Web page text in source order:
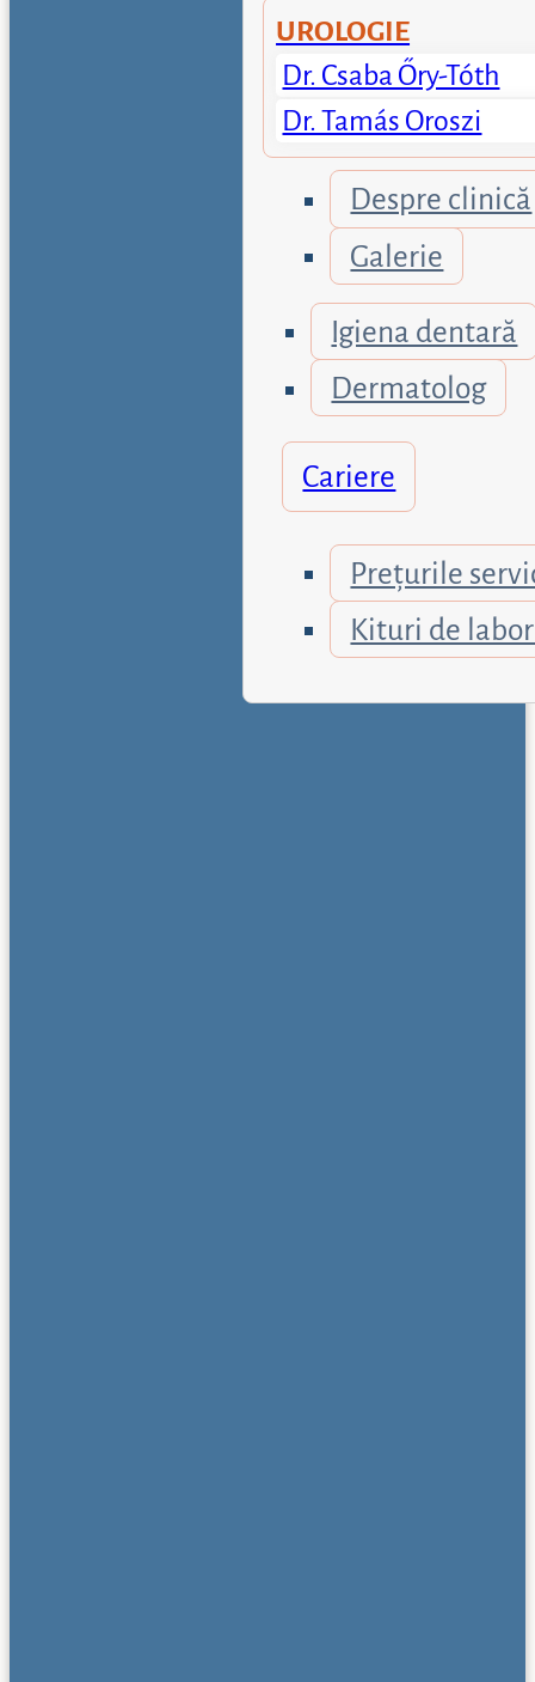
UROLOGIE
Dr. Csaba Őry-Tóth
Dr. Tamás Oroszi
Despre clinică
Galerie
Igiena dentară
Dermatolog
Cariere
Prețurile
Kituri de